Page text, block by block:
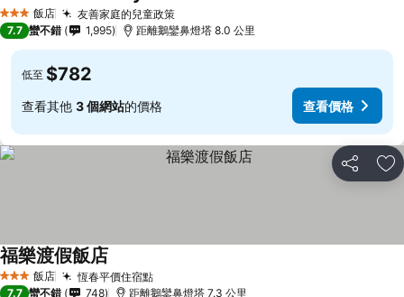
3 星級 飯店 友善家庭的兒童政策
7.7 蠻不錯 1,995 距離鵝鑾鼻燈塔 8.0 公里
低至 $782
查看其他 3 個網站的價格 查看價格
分享 加
3 星級 飯店 恆春平價住宿點
福樂渡假飯店
7.7 蠻不錯 748 距離鵝鑾鼻燈塔 7.3 公里